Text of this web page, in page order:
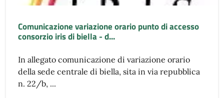
Comunicazione variazione orario punto di accesso
consorzio iris di biella - d...
In allegato comunicazione di variazione orario
della sede centrale di biella, sita in via repubblica
n. 22/b, ...